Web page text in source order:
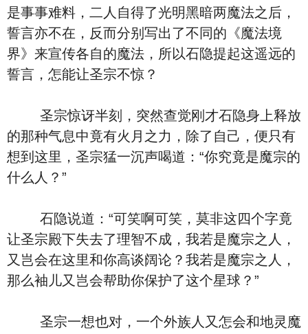
是事事难料，二人自得了光明黑暗两魔法之后，
誓言亦不在，反而分别写出了不同的《魔法境
界》来宣传各自的魔法，所以石隐提起这遥远的
誓言，怎能让圣宗不惊？
圣宗惊讶半刻，突然查觉刚才石隐身上释放
的那种气息中竟有火月之力，除了自己，便只有
想到这里，圣宗猛一沉声喝道：“你究竟是魔宗的
什么人？”
石隐说道：“可笑啊可笑，莫非这四个字竟
让圣宗殿下失去了理智不成，我若是魔宗之人，
又岂会在这里和你高谈阔论？我若是魔宗之人，
那么袖儿又岂会帮助你保护了这个星球？”
圣宗一想也对，一个外族人又怎会和地灵魔